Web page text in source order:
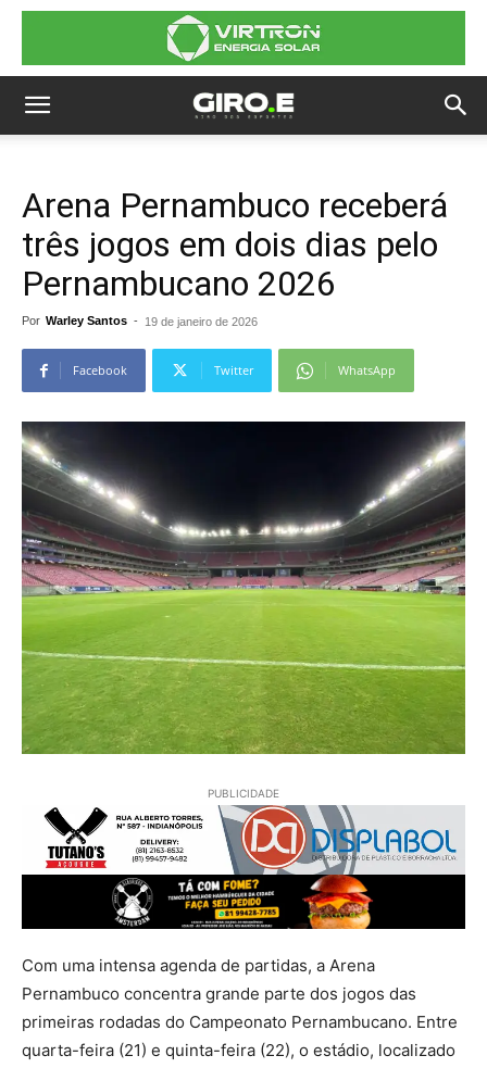
Arena Pernambuco receberá
três jogos em dois dias pelo
Pernambucano 2026
Por Warley Santos - 19 de janeiro de 2026
Facebook Twitter WhatsApp
PUBLICIDADE
Com uma intensa agenda de partidas, a Arena
Pernambuco concentra grande parte dos jogos das
primeiras rodadas do Campeonato Pernambucano. Entre
quarta-feira (21) e quinta-feira (22), o estádio, localizado